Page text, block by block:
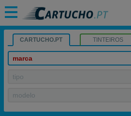
CARTUCHO.PT TINTEIROS
marca
tipo
modelo